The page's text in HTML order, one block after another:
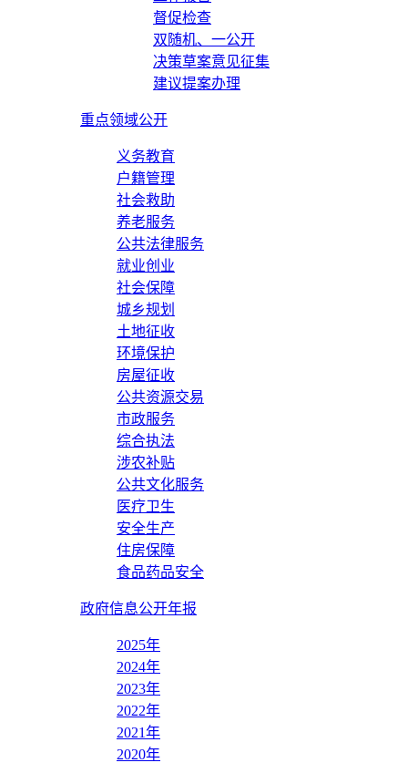
督促检查
双随机、一公开
决策草案意见征集
建议提案办理
重点领域公开
义务教育
户籍管理
社会救助
养老服务
公共法律服务
就业创业
社会保障
城乡规划
土地征收
环境保护
房屋征收
公共资源交易
市政服务
综合执法
涉农补贴
公共文化服务
医疗卫生
安全生产
住房保障
食品药品安全
政府信息公开年报
2025年
2024年
2023年
2022年
2021年
2020年